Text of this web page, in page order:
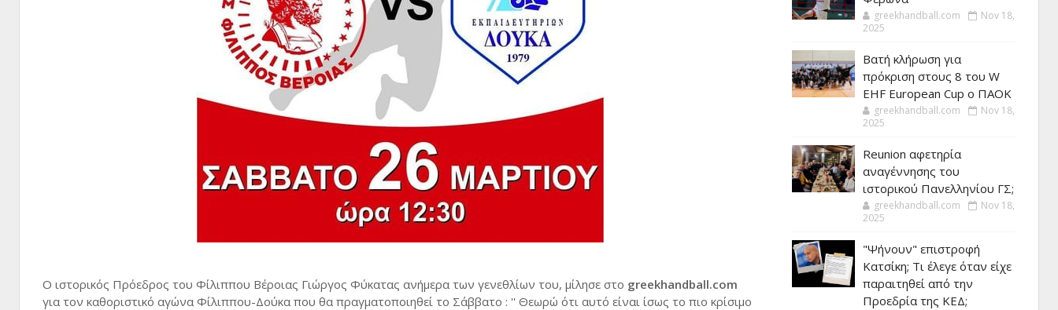
Ο ιστορικός Πρόεδρος του Φίλιππου Βέροιας Γιώργος Φύκατας ανήμερα των γενεθλίων του, μίλησε στο greekhandball.com
για τον καθοριστικό αγώνα Φίλιππου-Δούκα που θα πραγματοποιηθεί το Σάββατο : '' Θεωρώ ότι αυτό είναι ίσως το πιο κρίσιμο
greekhandball.com
Nov 18,
2025
Βατή κλήρωση για
πρόκριση στους 8 του W
EHF European Cup ο ΠΑΟΚ
greekhandball.com
Nov 18,
2025
Reunion αφετηρία
αναγέννησης του
ιστορικού Πανελληνίου ΓΣ;
greekhandball.com
Nov 18,
2025
"Ψήνουν" επιστροφή
Κατσίκη; Τι έλεγε όταν είχε
παραιτηθεί από την
Προεδρία της ΚΕΔ;